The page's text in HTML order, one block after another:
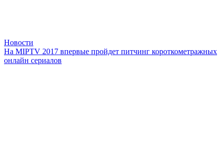
Новости
На MIPTV 2017 впервые пройдет питчинг короткометражных
онлайн сериалов